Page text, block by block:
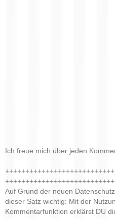
Ich freue mich über jeden
Auf Grund der neuen
dieser Satz wichtig: Mit der
Kommentarfunktion erklärst DU